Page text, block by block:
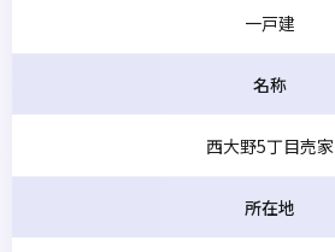
一戸建
名称
西大野5丁目売家
所在地